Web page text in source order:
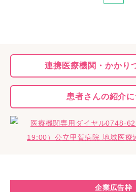
連携医療機関・かかり
患者さんの紹介
企業広告枠